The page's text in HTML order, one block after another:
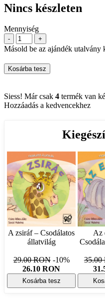
Nincs készleten
Mennyiség
- +
Másold be az ajándék utalvány
Kosárba tesz
Siess! Már csak 4 termék van
Hozzáadás a kedvencekhez
A zsiráf – Csodálatos
állatvilág
29.00 RON-10%
26.10 RON
Kosárba tesz
Az
35.00